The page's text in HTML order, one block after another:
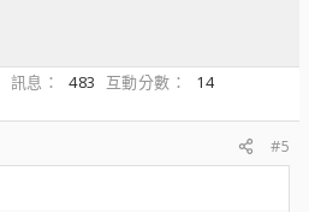
訊息 483 互動分數
14
#5